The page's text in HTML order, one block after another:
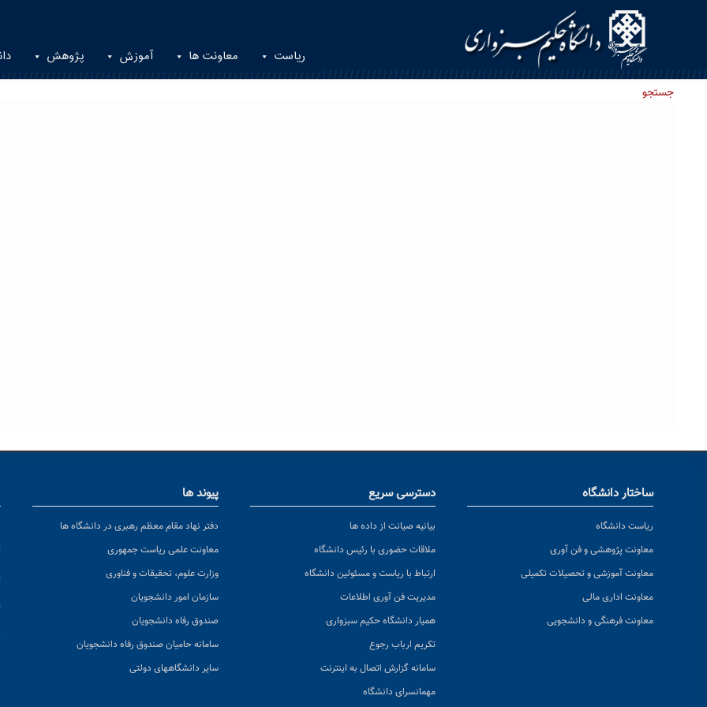
ریاست معاونت ها آموزش پژوهش
جستجو
ساختار دانشگاه
ریاست دانشگاه
معاونت پژوهشی و فن آوری
معاونت آموزشی و تحصیلات تکمیلی
معاونت اداری مالی
معاونت فرهنگی و دانشجویی
دسترسی سریع
بیانیه صیانت از داده ها
ملاقات حضوری با رئیس دانشگاه
ارتباط با ریاست و مسئولین دانشگاه
مدیریت فن آوری اطلاعات
همیار دانشگاه حکیم سبزواری
تکریم ارباب رجوع
سامانه گزارش اتصال به اینترنت
مهمانسرای دانشگاه
پیوند ها
دفتر نهاد مقام معظم رهبری در دانشگاه ها
معاونت علمی ریاست جمهوری
وزارت علوم، تحقیقات و فناوری
سازمان امور دانشجویان
صندوق رفاه دانشجویان
سامانه حامیان صندوق رفاه دانشجویان
سایر دانشگاههای دولتی